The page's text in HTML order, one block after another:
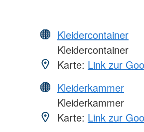
Kleidercontainer
Kleidercontainer
Karte: Link zur
Kleiderkammer
Kleiderkammer
Karte: Link zur